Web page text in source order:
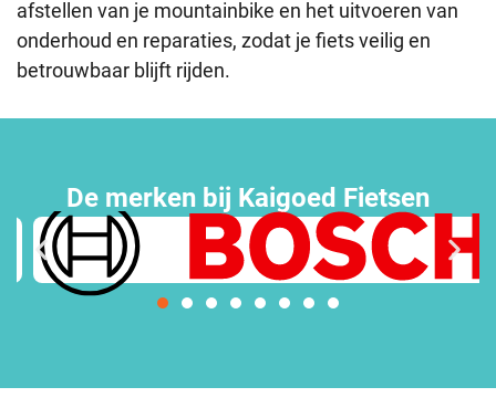
afstellen van je mountainbike en het uitvoeren van
onderhoud en reparaties, zodat je fiets veilig en
betrouwbaar blijft rijden.
De merken bij Kaigoed Fietsen